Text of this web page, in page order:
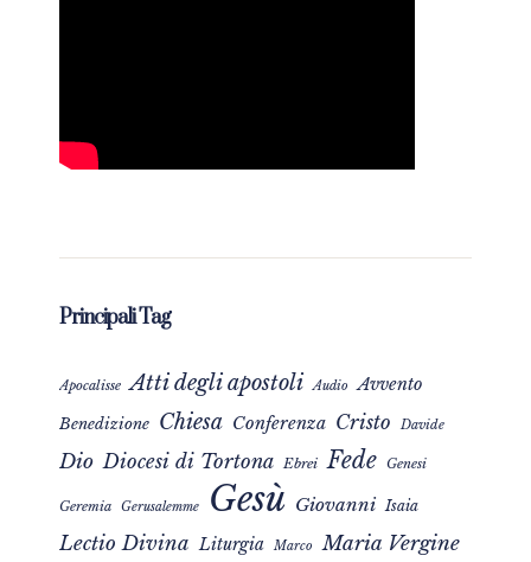
Principali Tag
Apocalisse Atti degli apostoli Audio Avvento
Benedizione Chiesa Conferenza Cristo Davide
Dio Diocesi di Tortona Ebrei Fede Genesi
Geremia Gerusalemme Gesù Giovanni Isaia
Lectio Divina Liturgia Marco Maria Vergine